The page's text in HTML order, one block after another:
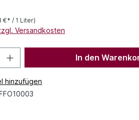
€* / 1 Liter)
Versandkosten
In den
hinzufügen